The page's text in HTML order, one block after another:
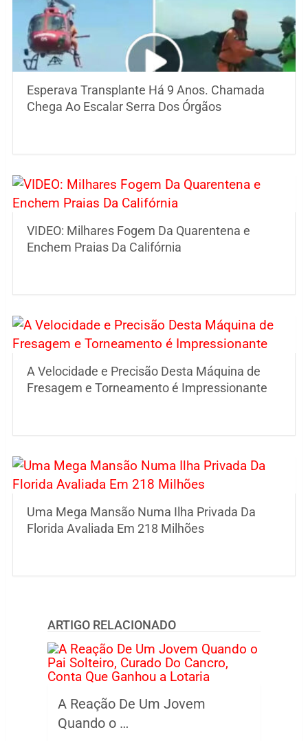
Esperava Transplante Há 9 Anos. Chamada
Chega Ao Escalar Serra Dos Órgãos
VIDEO: Milhares Fogem Da Quarentena e
Enchem Praias Da Califórnia
A Velocidade e Precisão Desta Máquina de
Fresagem e Torneamento é Impressionante
Uma Mega Mansão Numa Ilha Privada Da
Florida Avaliada Em 218 Milhões
ARTIGO RELACIONADO
A Reação De Um Jovem
Quando o …